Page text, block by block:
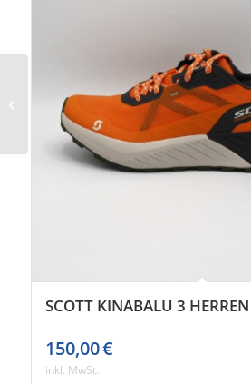
SCOTT KINABALU 3 HERREN
150,00€
inkl. MwSt.
Adidas Boston 13
Damen